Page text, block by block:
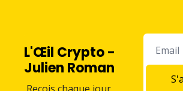
L'Œil Crypto -
Julien Roman